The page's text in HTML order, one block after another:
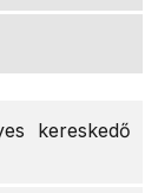
kereskedő